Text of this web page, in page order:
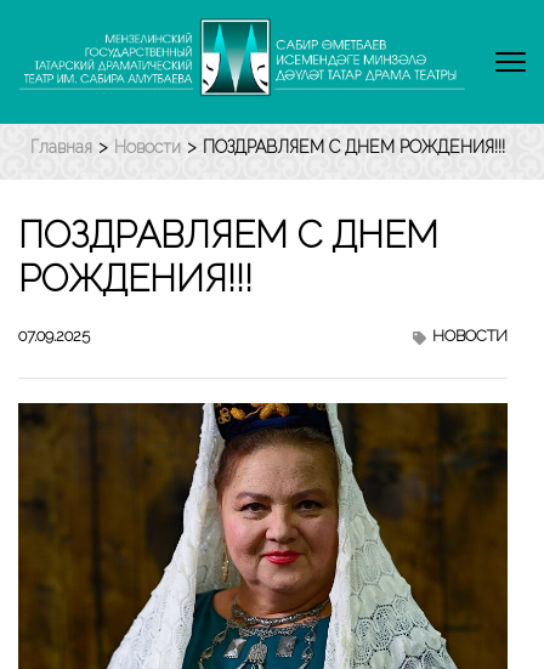
содержимому
Enter)
Главная > Новости > ПОЗДРАВЛЯЕМ С ДНЕМ РОЖДЕНИЯ!!!
ПОЗДРАВЛЯЕМ С ДНЕМ
РОЖДЕНИЯ!!!
07.09.2025 НОВОСТИ